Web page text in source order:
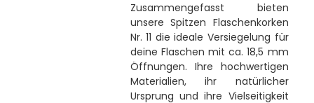
Zusammengefasst bieten
unsere Spitzen Flaschenkorken
Nr. 11 die ideale Versiegelung für
deine Flaschen mit ca. 18,5 mm
Öffnungen. Ihre hochwertigen
Materialien, ihr natürlicher
Ursprung und ihre Vielseitigkeit